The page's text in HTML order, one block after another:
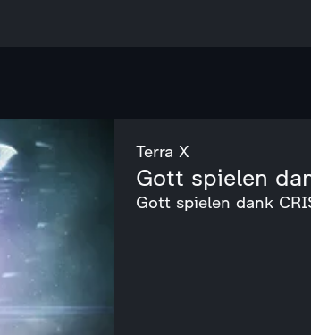
Terra X
Gott spielen
Gott spielen dank